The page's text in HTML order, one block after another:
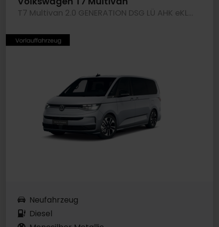
T7 Multivan 2.0 GENERATION DSG LÜ AHK eKLAPPE
Neufahrzeug
Diesel